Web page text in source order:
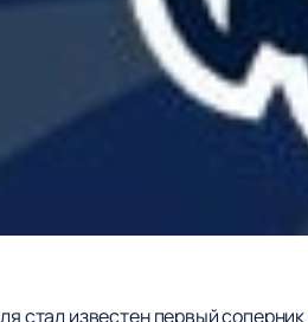
стал известен первый соперник